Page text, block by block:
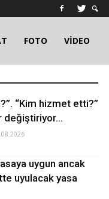
FOTO VİDEO
“Kim hizmet etti?”
değiştiriyor…
uygun ancak
uyulacak yasa